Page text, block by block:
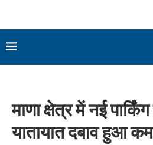
माणा क्षेत्र में नई
यातायात दबाव हुआ कम